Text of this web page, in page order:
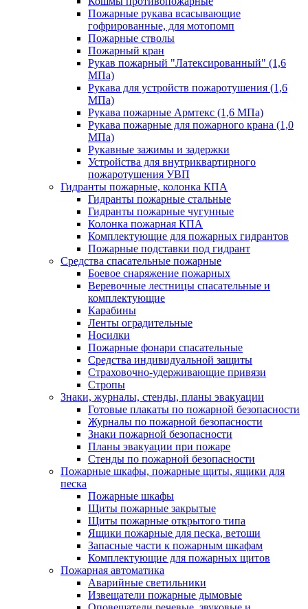
Пожарные рукава всасывающие
гофрированные, для мотопомп
Пожарные стволы
Пожарный кран
Рукав пожарный "Латексированный" (1,6
МПа)
Рукава для устройств пожаротушения (1,6
МПа)
Рукава пожарные Армтекс (1,6 МПа)
Рукава пожарные для пожарного крана (1,0
МПа)
Рукавные зажимы и задержки
Устройства для внутриквартирного
пожаротушения УВП
Гидранты пожарные, колонка КПА
Гидранты пожарные стальные
Гидранты пожарные чугунные
Колонка пожарная КПА
Комплектующие для пожарных гидрантов
Пожарные подставки под гидрант
Средства спасательные пожарные
Боевое снаряжение пожарных
Веревочные лестницы спасательные и
комплектующие
Карабины
Ленты оградительные
Носилки
Пожарные фонари спасательные
Средства индивидуальной защиты
Страховочно-удерживающие привязи
Стропы
Знаки, журналы, стенды, планы эвакуации
Готовые плакаты по пожарной безопасности
Журналы по пожарной безопасности
Знаки пожарной безопасности
Планы эвакуации при пожаре
Стенды по пожарной безопасности
Пожарные шкафы, пожарные щиты, ящики для
песка
Пожарные шкафы
Щиты пожарные закрытые
Щиты пожарные открытого типа
Ящики пожарные для песка, ветоши
Запасные части к пожарным шкафам
Комплектующие для пожарных щитов
Пожарная автоматика
Аварийные светильники
Извещатели пожарные дымовые